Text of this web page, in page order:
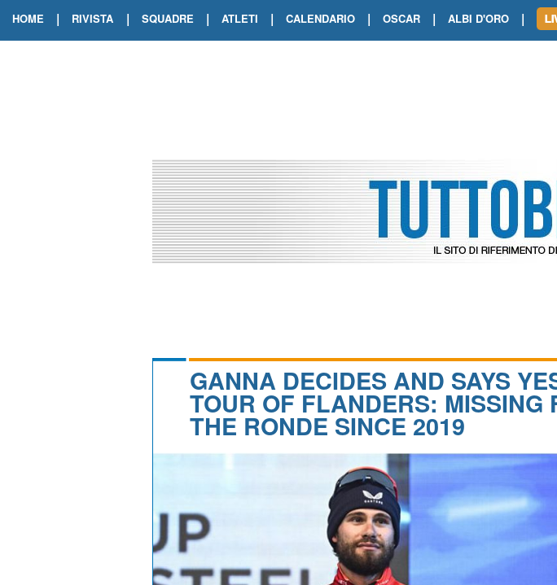
HOME | RIVISTA | SQUADRE | ATLETI | CALENDARIO | OSCAR | ALBI D'ORO |
GANNA DECIDES AND SAYS
TOUR OF FLANDERS: MISSING
THE RONDE SINCE 2019